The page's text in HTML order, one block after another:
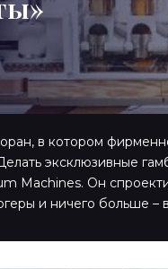
в котором
эксклюзивные
Machines. Он
и ничего больше –